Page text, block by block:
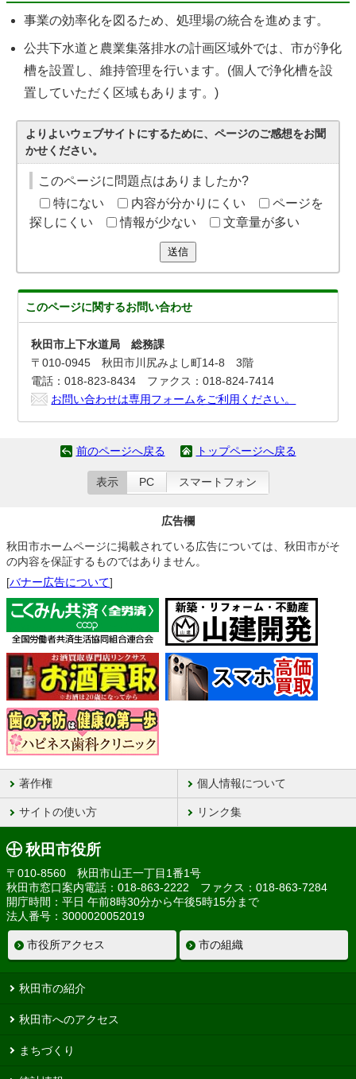
事業の効率化を図るため、処理場の統合を進めます。
公共下水道と農業集落排水の計画区域外では、市が浄化
槽を設置し、維持管理を行います。(個人で浄化槽を設
置していただく区域もあります。)
よりよいウェブサイトにするために、ページのご感想をお聞
かせください。
このページに問題点はありましたか?
特にない
内容が分かりにくい
ページを
探しにくい
情報が少ない 文章量が多い
送信
このページに関するお問い合わせ
秋田市上下水道局 総務課
〒010-0945 秋田市川尻みよし町14-8 3階
電話：018-823-8434 ファクス：018-824-7414
お問い合わせは専用フォームをご利用ください。
前のページへ戻る トップページへ戻る
表示 PC スマートフォン
広告欄
秋田市ホームページに掲載されている広告については、秋田市がそ
の内容を保証するものではありません。
[バナー広告について]
著作権 個人情報について
サイトの使い方 リンク集
秋田市役所
〒010-8560 秋田市山王一丁目1番1号
秋田市窓口案内電話：018-863-2222 ファクス：018-863-7284
開庁時間：平日 午前8時30分から午後5時15分まで
法人番号：3000020052019
市役所アクセス 市の組織
秋田市の紹介
秋田市へのアクセス
まちづくり